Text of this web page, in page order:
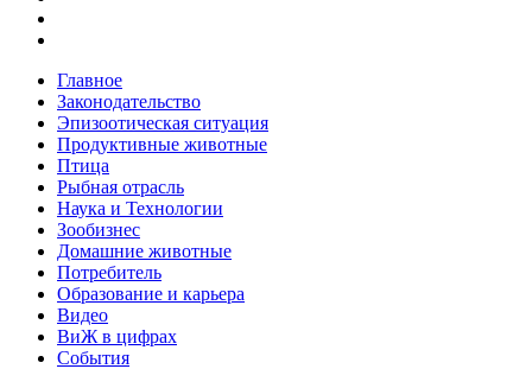
Главное
Законодательство
Эпизоотическая ситуация
Продуктивные животные
Птица
Рыбная отрасль
Наука и Технологии
Зообизнес
Домашние животные
Потребитель
Образование и карьера
Видео
ВиЖ в цифрах
События